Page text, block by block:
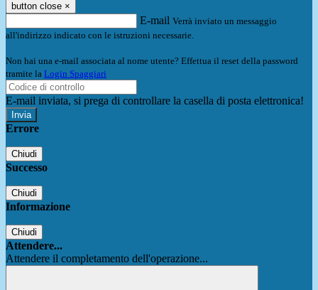
button close ×
E-mail Verrà inviato un messaggio
all'indirizzo indicato con le istruzioni necessarie.
Non hai una e-mail associata al nome utente? Effettua il reset della password
tramite la Login Spaggiari
E-mail inviata, si prega di controllare la casella di posta elettronica!
Errore
Chiudi
Successo
Chiudi
Informazione
Chiudi
Attendere...
Attendere il completamento dell'operazione...